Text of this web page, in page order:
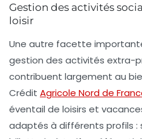
Gestion des activités
loisir
Une autre facette
gestion des activités extra-
contribuent largement au
Crédit Agricole Nord de
éventail de loisirs et
adaptés à différents profils :